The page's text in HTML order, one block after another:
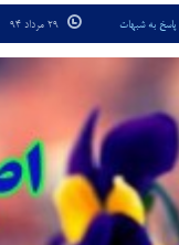
پاسخ به شبهات